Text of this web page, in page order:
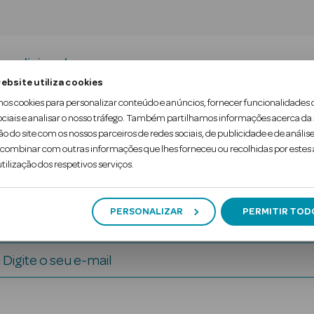
utiliza cookies
cookies para personalizar conteúdo e anúncios, fornecer funcionalidades
e analisar o nosso tráfego. Também partilhamos informações acerca da
do site com os nossos parceiros de redes sociais, de publicidade e de
com outras informações que lhes forneceu ou recolhidas por estes
dos respetivos serviços.
PERSONALIZAR PERMITIR
adicional
conjunto de produtos básicos mas
Digite o seu e-mail